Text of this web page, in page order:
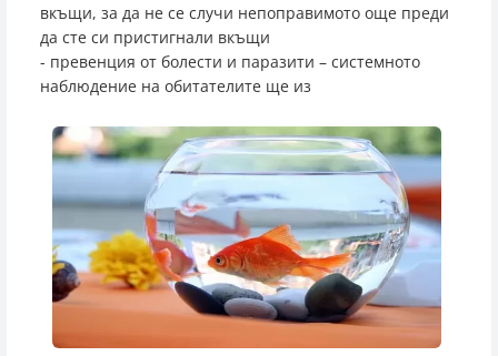
вкъщи, за да не се случи непоправимото още преди
да сте си пристигнали вкъщи
- превенция от болести и паразити – системното
наблюдение на обитателите ще из